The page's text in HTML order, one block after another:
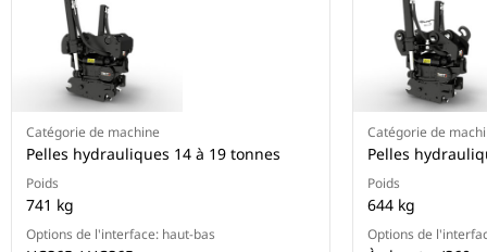
Catégorie de machine
Pelles hydrauliques 14 à 19 tonnes
Poids
741 kg
Options de l'interface: haut-bas
Catégorie de
Pelles
Poids
644 kg
Options de